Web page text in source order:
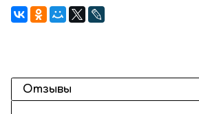
Отзывы